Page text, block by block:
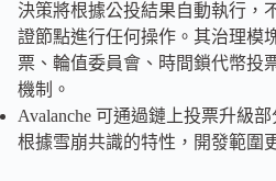
決策將根據公投結果自動執行，
證節點進行任何操作。其治理模
票、輪值委員會、時間鎖代幣投
機制。
Avalanche 可通過鏈上投票升級
根據雪崩共識的特性，開發範圍